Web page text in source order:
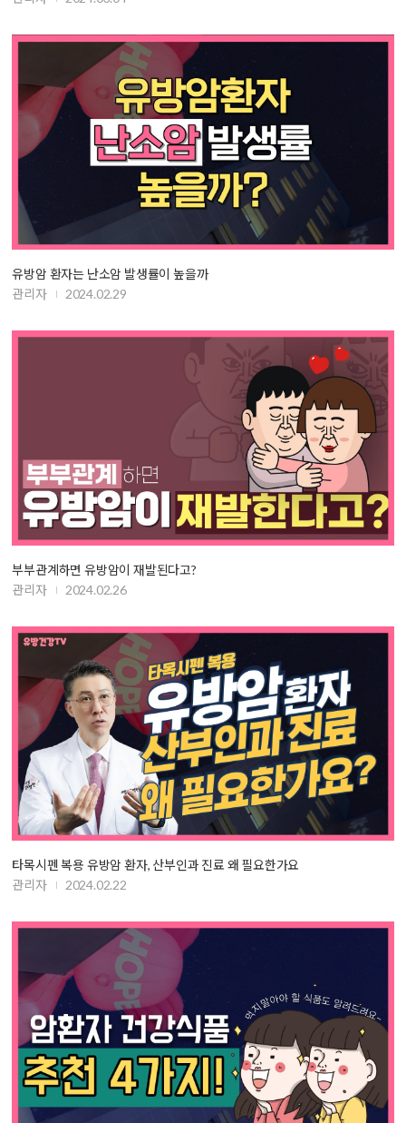
유방암 환자는 난소암 발생률이 높을까
관리자
2024.02.29
부부관계하면 유방암이 재발된다고?
관리자
2024.02.26
타목시펜 복용 유방암 환자, 산부인과 진료 왜 필요한가요
관리자
2024.02.22